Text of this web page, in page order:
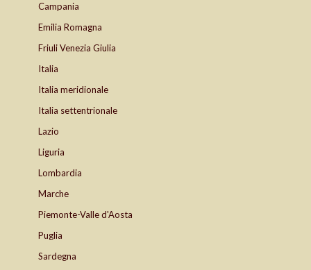
Campania
Emilia Romagna
Friuli Venezia Giulia
Italia
Italia meridionale
Italia settentrionale
Lazio
Liguria
Lombardia
Marche
Piemonte-Valle d'Aosta
Puglia
Sardegna